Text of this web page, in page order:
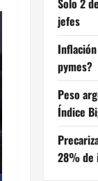
Solo 2
jefes
pymes?
Peso
Índice
28% de